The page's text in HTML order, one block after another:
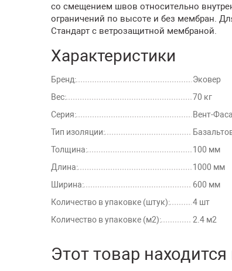
со смещением швов относительно
ограничений по высоте и без мембран.
Стандарт с ветрозащитной мембраной.
Характеристики
Бренд:
Эковер
Вес:
70 кг
Серия:
Вент-
Тип изоляции:
Толщина:
100 мм
Длина:
1000 мм
Ширина:
600 мм
Количество в упаковке (штук):
4 шт
Количество в упаковке (м2):
2.4 м2
Этот товар находится